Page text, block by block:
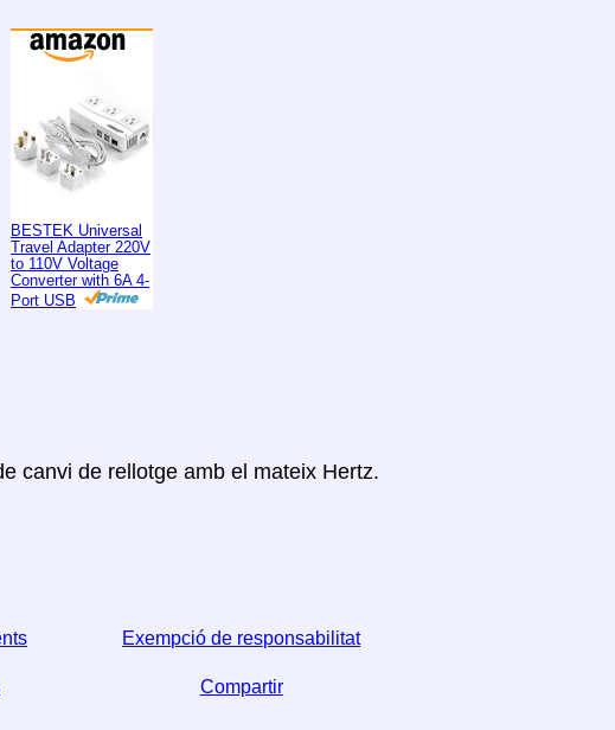
BESTEK Universal
Travel Adapter 220V
to 110V Voltage
Converter with 6A 4-
Port USB
canvi de rellotge amb el mateix Hertz.
Exempció de responsabilitat
Compartir